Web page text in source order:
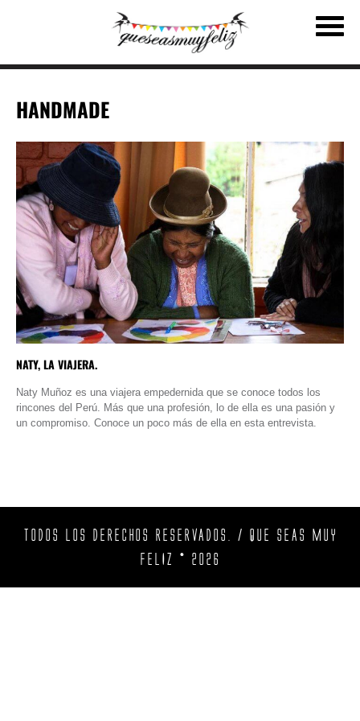
HANDMADE
NATY, LA VIAJERA.
Naty Muñoz es una viajera empedernida que se conoce todos los
rincones del Perú. Más que una profesión, lo de ella es una pasión y
un compromiso. Conoce un poco más de ella en esta entrevista.
TODOS LOS DERECHOS RESERVADOS. / QUE SEAS MUY
FELIZ © 2026